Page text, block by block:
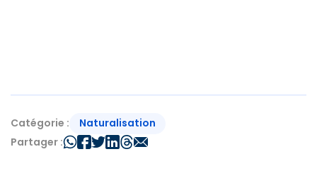
Catégorie :
Naturalisation
Partager :